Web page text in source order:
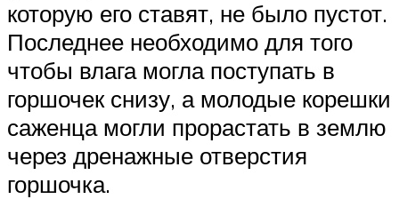
которую его ставят, не было пустот.
Последнее необходимо для того
чтобы влага могла поступать в
горшочек снизу, а молодые корешки
саженца могли прорастать в землю
через дренажные отверстия
горшочка.